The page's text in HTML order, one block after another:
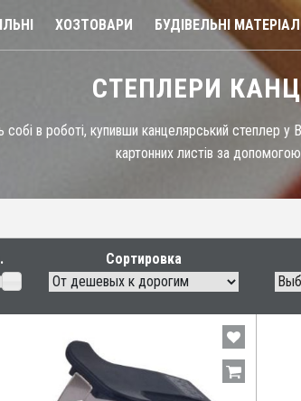
ХОЗТОВАРИ БУДІВЕЛЬНІ
СТЕПЛЕРИ
в роботі, купивши канцелярський степлер у
картонних листів за
Сортировка